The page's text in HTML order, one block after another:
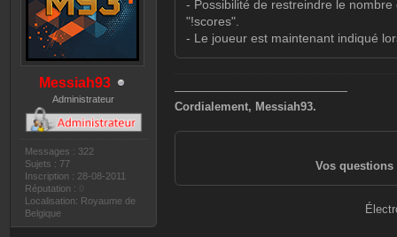
Messiah93
Administrateur
Messages : 322
Sujets : 77
Inscription : 28-08-2011
Réputation :
Localisation: Royaume de
Belgique
- Possibilité de restreindre le
"!scores".
- Le joueur est maintenant indiqué
———————————————
Cordialement, Messiah93.
Vos questions